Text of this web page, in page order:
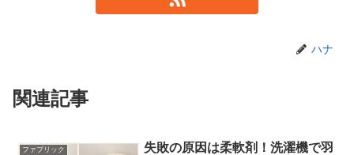
ハナ
関連記事
ファブリック
失敗の原因は柔軟剤！洗濯機で羽